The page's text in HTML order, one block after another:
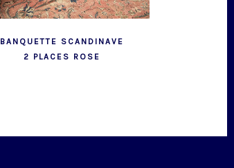
BANQUETTE SCANDINAVE
2 PLACES ROSE